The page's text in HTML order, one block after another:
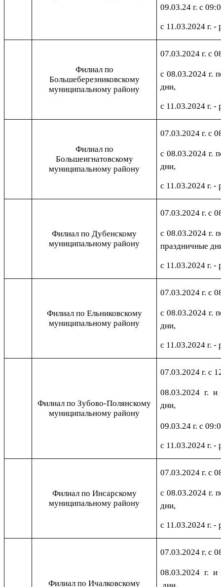
09.03.24 г. с
с 11.03.2024 г. -
Филиал по
Большеберезниковскому
муниципальному району
07.03.2024 г. с
с 08.03.2024 г.
дни,
с 11.03.2024 г. -
Филиал по
Большеигнатовскому
муниципальному району
07.03.2024 г. с
с 08.03.2024 г.
дни,
с 11.03.2024 г. -
Филиал по Дубенскому
муниципальному району
07.03.2024 г. с
с 08.03.2024 г.
праздничные
с 11.03.2024 г. -
Филиал по Ельниковскому
муниципальному району
07.03.2024 г. с
с 08.03.2024 г.
дни,
с 11.03.2024 г. -
Филиал по Зубово-Полянскому
муниципальному району
07.03.2024 г. с
08.03.2024 г. и
дни,
09.03.24 г. с
с 11.03.2024 г. -
Филиал по Инсарскому
муниципальному району
07.03.2024 г. с
с 08.03.2024 г.
дни,
с 11.03.2024 г. -
Филиал по Ичалковскому
07.03.2024 г. с
08.03.2024 г. и